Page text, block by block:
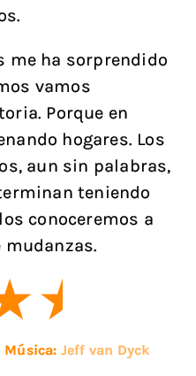
me ha sorprendido
vamos
Porque en
hogares. Los
aun sin palabras,
teniendo
conoceremos a
mudanzas.
Música: Jeff van Dyck